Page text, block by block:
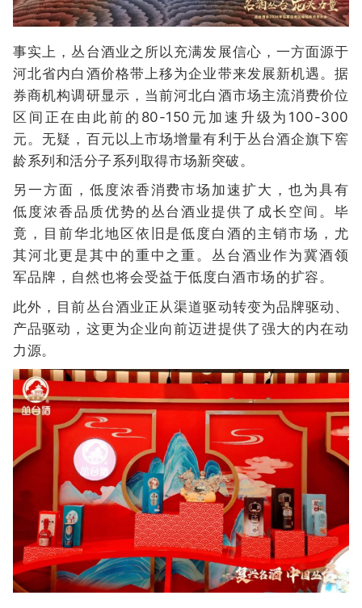
事实上，丛台酒业之所以充满发展信心，一方面源于
河北省内白酒价格带上移为企业带来发展新机遇。据
券商机构调研显示，当前河北白酒市场主流消费价位
区间正在由此前的80-150元加速升级为100-300
元。无疑，百元以上市场增量有利于丛台酒企旗下窖
龄系列和活分子系列取得市场新突破。
另一方面，低度浓香消费市场加速扩大，也为具有
低度浓香品质优势的丛台酒业提供了成长空间。毕
竟，目前华北地区依旧是低度白酒的主销市场，尤
其河北更是其中的重中之重。丛台酒业作为冀酒领
军品牌，自然也将会受益于低度白酒市场的扩容。
此外，目前丛台酒业正从渠道驱动转变为品牌驱动、
产品驱动，这更为企业向前迈进提供了强大的内在动
力源。